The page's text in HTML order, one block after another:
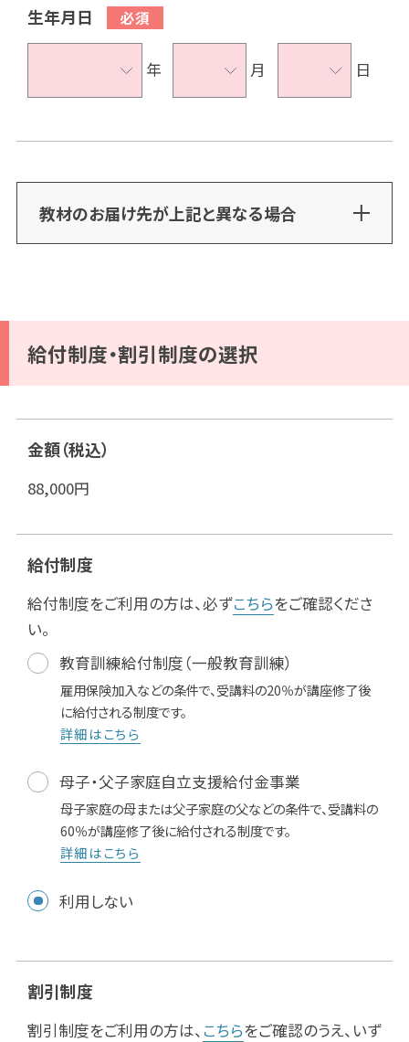
生年月日
年 月 日
教材のお届け先が上記と異なる場合
給付制度・割引制度の選択
金額（税込）
88,000円
給付制度
給付制度をご利用の方は、必ずこちらをご確認くださ
い。
教育訓練給付制度（一般教育訓練）
雇用保険加入などの条件で、受講料の20％が講座修了後
に給付される制度です。
詳細はこちら
母子・父子家庭自立支援給付金事業
母子家庭の母または父子家庭の父などの条件で、受講料の
60％が講座修了後に給付される制度です。
詳細はこちら
利用しない
割引制度
割引制度をご利用の方は、 こちらをご確認のうえ、いず